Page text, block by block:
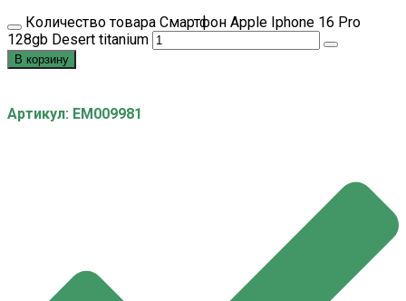
Количество товара Смартфон Apple Iphone 16 Pro
128gb Desert titanium
В корзину
Артикул: EM009981